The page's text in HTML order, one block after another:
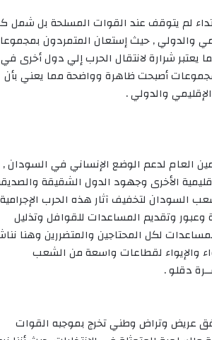
لم يتوقف عند القوات المسلحة بل شمل
والدولي , حيث إستعان المتمردون
شرارة لانتقال الحرب إلي دول أخرى في
أصبحت ظاهرة وواضحة مما يعني بأن
والدولي .
العام لدعم الوضع الإنساني في السودان ,
الأخرى وجهود الدول الشقيقة
السودان لتخفيف آثار هذه الحرب
وتقديم المساعدات للقوافل وتذليل
لكل المحتاجين والمتضررين وهنا
والإيواء لقطاعات واسعة من الشعب
دقلو .
عريض وتراض وطني تخرج بموجبه القوات